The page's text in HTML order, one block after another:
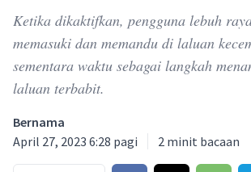
Ketika dikaktifkan, pengguna lebuh
memasuki dan memandu di laluan
sementara waktu sebagai langkah
laluan terbabit.
Bernama
April 27, 2023 6:28 pagi
2 minit bacaan